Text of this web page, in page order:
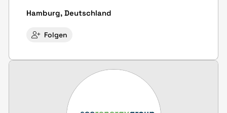
Hamburg, Deutschland
Folgen